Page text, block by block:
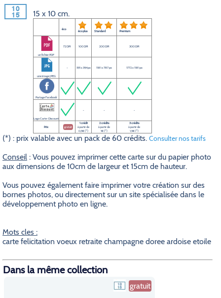
15 x 10 cm.
éco éco plus Standard Premium
un fichier PDF
72 DPI 100 DPI 200 DPI 300 DPI
une image JPEG
- 591 x 394 px 1181 x 787 px 1772 x 1181 px
Partage Facebook
Logo Carte-Discount
- - -
Prix gratuit
1 crédit
à partir de
0,5€ (*)
2 crédits
à partir de
1€ (*)
3 crédits
à partir de
1,5€ (*)
(*) : prix valable avec un pack de 60 crédits. Consulter nos tarifs
Conseil : Vous pouvez imprimer cette carte sur du papier photo
aux dimensions de 10cm de largeur et 15cm de hauteur.
Vous pouvez également faire imprimer votre création sur des
bornes photos, ou directement sur un site spécialisée dans le
développement photo en ligne.
Mots cles :
carte felicitation voeux retraite champagne doree ardoise etoile
Dans la même collection
gratuit